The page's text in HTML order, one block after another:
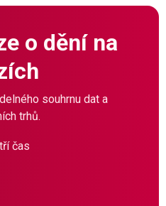
o dění na
souhrnu dat a
trhů.
čas